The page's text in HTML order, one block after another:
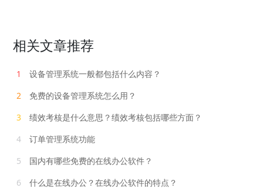
相关文章推荐
1
设备管理系统一般都包括什么内容？
2
免费的设备管理系统怎么用？
3
绩效考核是什么意思？绩效考核包括哪些方面？
4
订单管理系统功能
5
国内有哪些免费的在线办公软件？
6
什么是在线办公？在线办公软件的特点？